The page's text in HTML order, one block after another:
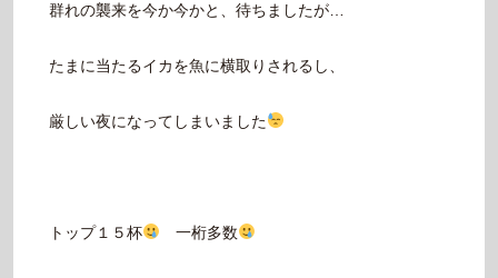
群れの襲来を今か今かと、待ちましたが…
たまに当たるイカを魚に横取りされるし、
厳しい夜になってしまいました
トップ１５杯 一桁多数